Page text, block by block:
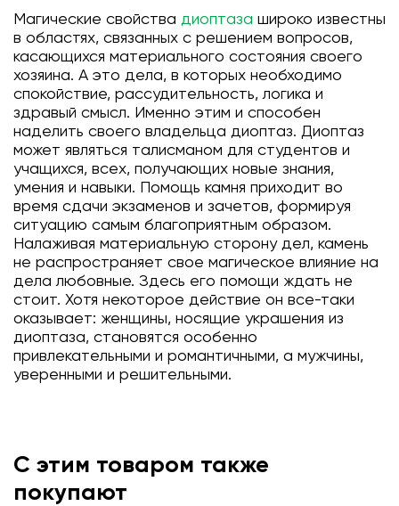
Магические свойства диоптаза широко известны
в областях, связанных с решением вопросов,
касающихся материального состояния своего
хозяина. А это дела, в которых необходимо
спокойствие, рассудительность, логика и
здравый смысл. Именно этим и способен
наделить своего владельца диоптаз. Диоптаз
может являться талисманом для студентов и
учащихся, всех, получающих новые знания,
умения и навыки. Помощь камня приходит во
время сдачи экзаменов и зачетов, формируя
ситуацию самым благоприятным образом.
Налаживая материальную сторону дел, камень
не распространяет свое магическое влияние на
дела любовные. Здесь его помощи ждать не
стоит. Хотя некоторое действие он все-таки
оказывает: женщины, носящие украшения из
диоптаза, становятся особенно
привлекательными и романтичными, а мужчины,
уверенными и решительными.
С этим товаром также
покупают